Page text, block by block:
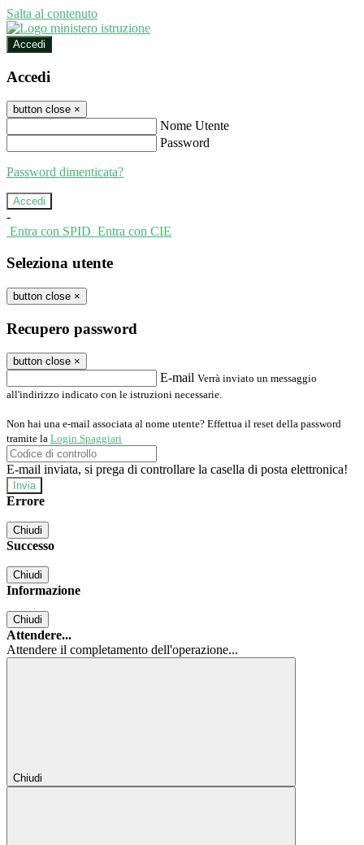
Salta al contenuto
Accedi
Accedi
button close ×
Nome Utente
Password
Password dimenticata?
-
Entra con SPID Entra con CIE
Seleziona utente
button close ×
Recupero password
button close ×
E-mail Verrà inviato un messaggio
all'indirizzo indicato con le istruzioni necessarie.
Non hai una e-mail associata al nome utente? Effettua il reset della password
tramite la Login Spaggiari
E-mail inviata, si prega di controllare la casella di posta elettronica!
Errore
Chiudi
Successo
Chiudi
Informazione
Chiudi
Attendere...
Attendere il completamento dell'operazione...
Chiudi